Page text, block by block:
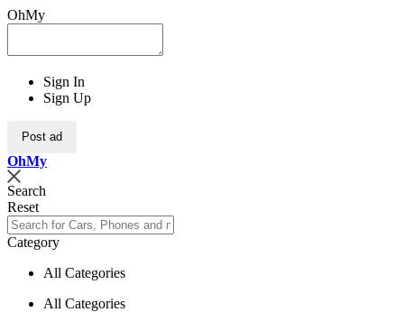
OhMy
Sign In
Sign Up
Post ad
OhMy
Search
Reset
Category
All Categories
All Categories